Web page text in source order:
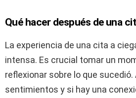
Qué hacer después de una
La experiencia de una cita a
intensa. Es crucial tomar un
reflexionar sobre lo que
sentimientos y si hay una